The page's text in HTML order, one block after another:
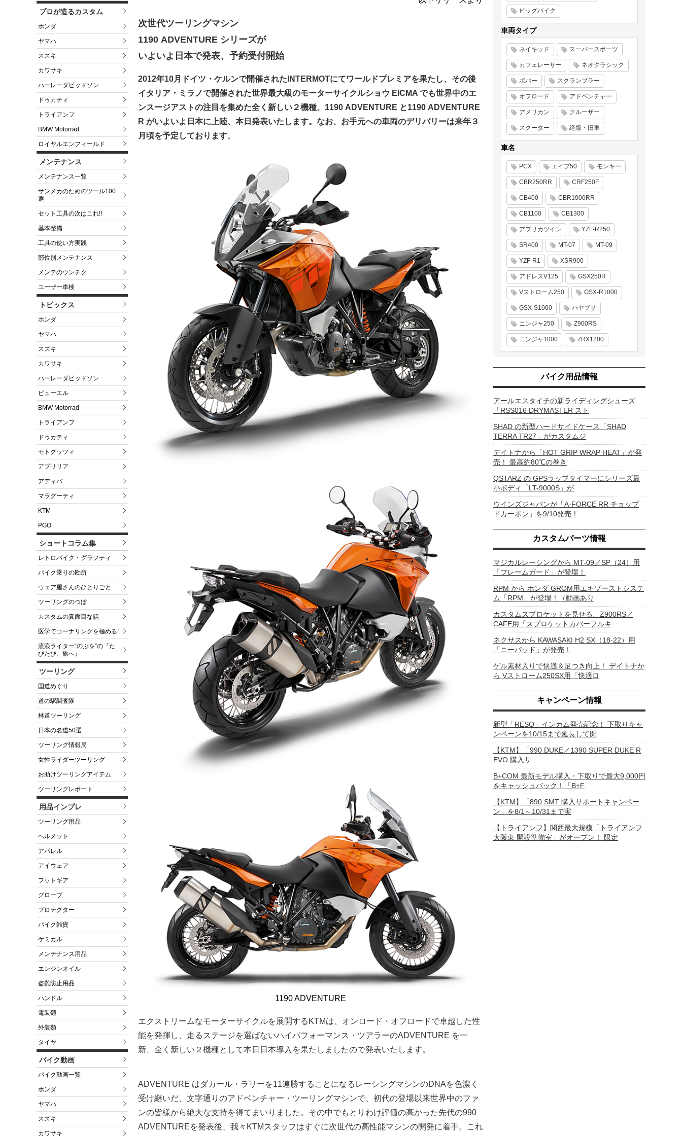
プロが造るカスタム
ホンダ
ヤマハ
スズキ
カワサキ
ハーレーダビッドソン
ドゥカティ
トライアンフ
BMW Motorrad
ロイヤルエンフィールド
メンテナンス
メンテナンス一覧
サンメカのためのツール100
選
セット工具の次はこれ!!
基本整備
工具の使い方実践
部位別メンテナンス
メンテのウンチク
ユーザー車検
トピックス
ホンダ
ヤマハ
スズキ
カワサキ
ハーレーダビッドソン
ビューエル
BMW Motorrad
トライアンフ
ドゥカティ
モトグッツィ
アプリリア
アディバ
マラグーティ
KTM
PGO
ショートコラム集
レトロバイク・グラフティ
バイク乗りの勘所
ウェア屋さんのひとりごと
ツーリングのつぼ
カスタムの真面目な話
医学でコーナリングを極める!
流浪ライター“のぶを”の『た
びたび、旅へ』
ツーリング
国道めぐり
道の駅調査隊
林道ツーリング
日本の名道50選
ツーリング情報局
女性ライダーツーリング
お助けツーリングアイテム
ツーリングレポート
用品インプレ
ツーリング用品
ヘルメット
アパレル
アイウェア
フットギア
グローブ
プロテクター
バイク雑貨
ケミカル
メンテナンス用品
エンジンオイル
盗難防止用品
ハンドル
電装類
外装類
タイヤ
バイク動画
バイク動画一覧
ホンダ
ヤマハ
スズキ
カワサキ
次世代ツーリングマシン
1190 ADVENTURE シリーズが
いよいよ日本で発表、予約受付開始
2012年10月ドイツ・ケルンで開催されたINTERMOTにてワールドプレミアを果たし、その後
イタリア・ミラノで開催された世界最大級のモーターサイクルショウ EICMA でも世界中のエ
ンスージアストの注目を集めた全く新しい２機種、1190 ADVENTURE と1190 ADVENTURE
R がいよいよ日本に上陸、本日発表いたします。なお、お手元への車両のデリバリーは来年３
月頃を予定しております。
1190 ADVENTURE
エクストリームなモーターサイクルを展開するKTMは、オンロード・オフロードで卓越した性
能を発揮し、走るステージを選ばないハイパフォーマンス・ツアラーのADVENTURE を一
新、全く新しい２機種として本日日本導入を果たしましたので発表いたします。
ADVENTURE はダカール・ラリーを11連勝することになるレーシングマシンのDNAを色濃く
受け継いだ、文字通りのアドベンチャー・ツーリングマシンで、初代の登場以来世界中のファ
ンの皆様から絶大な支持を得てまいりました。その中でもとりわけ評価の高かった先代の990
ADVENTUREを発表後、我々KTMスタッフはすぐに次世代の高性能マシンの開発に着手。これ
ビッグバイク
車両タイプ
ネイキッド スーパースポーツ
カフェレーサー ネオクラシック
ボバー スクランブラー
オフロード アドベンチャー
アメリカン クルーザー
スクーター 絶版・旧車
車名
PCX エイプ50 モンキー
CBR250RR CRF250F
CB400 CBR1000RR
CB1100 CB1300
アフリカツイン YZF-R250
SR400 MT-07 MT-09
YZF-R1 XSR900
アドレスV125 GSX250R
Vストローム250 GSX-R1000
GSX-S1000 ハヤブサ
ニンジャ250 Z900RS
ニンジャ1000 ZRX1200
バイク用品情報
アールエスタイチの新ライディングシューズ
「RSS016 DRYMASTER スト
SHAD の新型ハードサイドケース「SHAD
TERRA TR27」がカスタムジ
デイトナから「HOT GRIP WRAP HEAT」が発
売！ 最高約80℃の巻き
QSTARZ の GPSラップタイマーにシリーズ最
小ボディ「LT-9000S」が
ウインズジャパンが「A-FORCE RR チョップ
ドカーボン」を9/10発売！
カスタムパーツ情報
マジカルレーシングから MT-09／SP（24）用
「フレームガード」が登場！
RPM から ホンダ GROM用エキゾーストシステ
ム「RPM」が登場！（動画あり
カスタムスプロケットを見せる、Z900RS／
CAFE用「スプロケットカバーフルキ
ネクサスから KAWASAKI H2 SX（18-22）用
「ニーパッド」が発売！
ゲル素材入りで快適＆足つき向上！ デイトナか
ら Vストローム250SX用「快適ロ
キャンペーン情報
新型「RESO」インカム発売記念！ 下取りキャ
ンペーンを10/15まで延長して開
【KTM】「990 DUKE／1390 SUPER DUKE R
EVO 購入サ
B+COM 最新モデル購入・下取りで最大9,000円
をキャッシュバック！「B+F
【KTM】「890 SMT 購入サポートキャンペー
ン」を8/1～10/31まで実
【トライアンフ】関西最大規模「トライアンフ
大阪東 開設準備室」がオープン！ 限定